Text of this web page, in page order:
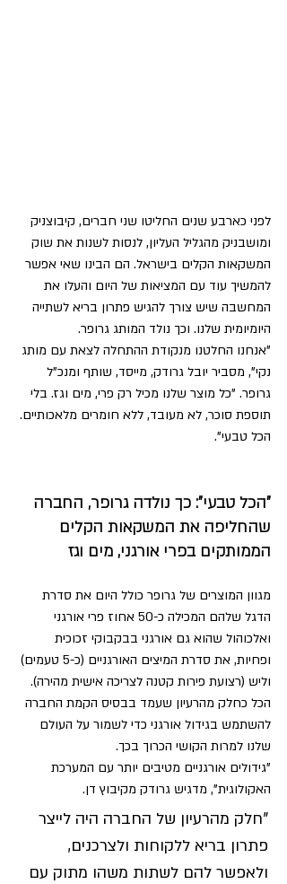
לפני כארבע שנים החליטו שני חברים, קיבוצניק
ומושבניק מהגליל העליון, לנסות לשנות את שוק
המשקאות הקלים בישראל. הם הבינו שאי אפשר
להמשיך עוד עם המציאות של היום והעלו את
המחשבה שיש צורך להגיש פתרון בריא לשתייה
היומיומית שלנו. וכך נולד המותג גרופר.
"אנחנו החלטנו מנקודת ההתחלה לצאת עם מותג
נקי", מסביר יובל גרודק, מייסד, שותף ומנכ"ל
גרופר. "כל מוצר שלנו מכיל רק פרי, מים וגז. בלי
תוספת סוכר, לא מעובד, ללא חומרים מלאכותיים.
הכל טבעי".
"הכל טבעי": כך נולדה גרופר, החברה
שהחליפה את המשקאות הקלים
הממותקים בפרי אורגני, מים וגז
מגוון המוצרים של גרופר כולל היום את סדרת
הדגל שלהם המכילה כ-50 אחוז פרי אורגני
ואלכוהול שהוא גם אורגני בבקבוקי זכוכית
ופחיות, את סדרת המיצים האורגניים (כ-5 טעמים)
וליש (רצועת פירות קטנה לצריכה אישית מהירה).
הכל כחלק מהרעיון שעמד בבסיס הקמת החברה
להשתמש בגידול אורגני כדי לשמור על העולם
שלנו למרות הקושי הכרוך בכך.
"גידולים אורגניים מטיבים יותר עם המערכת
האקולוגית", מדגיש גרודק מקיבוץ דן.
"חלק מהרעיון של החברה היה לייצר
פתרון בריא ללקוחות ולצרכנים,
ולאפשר להם לשתות משהו מתוק עם